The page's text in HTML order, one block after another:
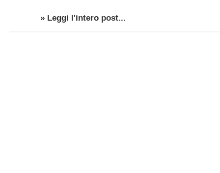
» Leggi l'intero post...